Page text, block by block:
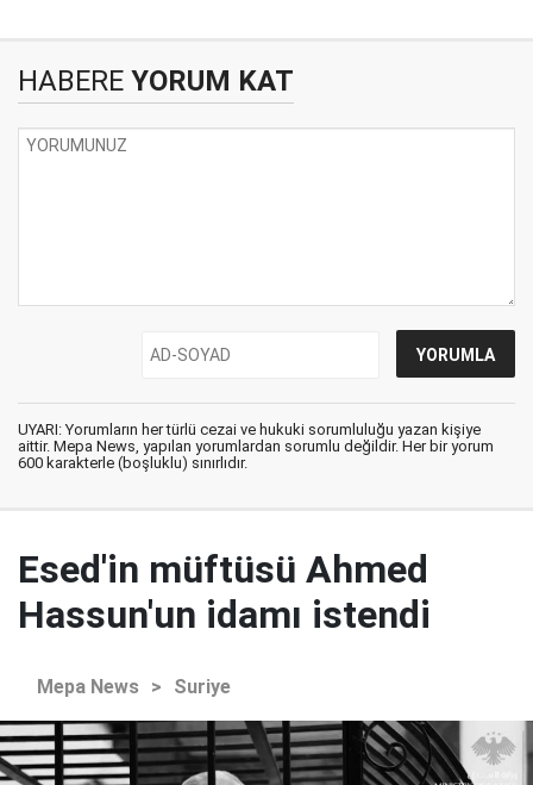
HABERE YORUM KAT
UYARI: Yorumların her türlü cezai ve hukuki sorumluluğu yazan kişiye
aittir. Mepa News, yapılan yorumlardan sorumlu değildir. Her bir yorum
600 karakterle (boşluklu) sınırlıdır.
Esed'in müftüsü Ahmed
Hassun'un idamı istendi
Mepa News > Suriye